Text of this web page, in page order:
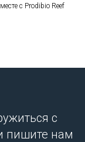
с Prodibio Reef
с
пишите нам